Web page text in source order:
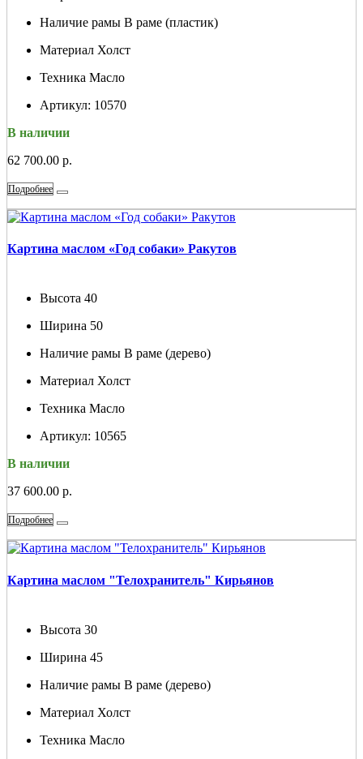
Наличие рамы В раме (пластик)
Материал Холст
Техника Масло
Артикул: 10570
В наличии
62 700.00 р.
Подробнее
Картина маслом «Год собаки» Ракутов
Высота 40
Ширина 50
Наличие рамы В раме (дерево)
Материал Холст
Техника Масло
Артикул: 10565
В наличии
37 600.00 р.
Подробнее
Картина маслом "Телохранитель" Кирьянов
Высота 30
Ширина 45
Наличие рамы В раме (дерево)
Материал Холст
Техника Масло